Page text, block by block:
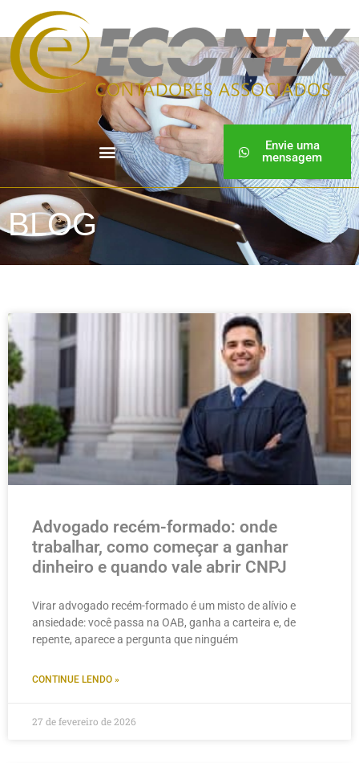
Envie uma
mensagem
BLOG
Advogado recém-formado: onde
trabalhar, como começar a ganhar
dinheiro e quando vale abrir CNPJ
Virar advogado recém-formado é um misto de alívio e
ansiedade: você passa na OAB, ganha a carteira e, de
repente, aparece a pergunta que ninguém
CONTINUE LENDO »
27 de fevereiro de 2026